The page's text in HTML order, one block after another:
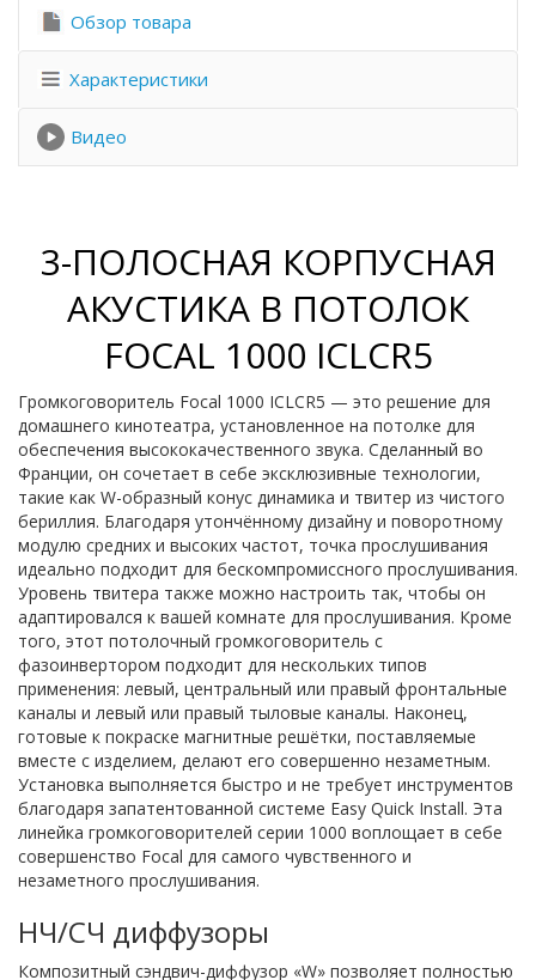
Обзор товара
Характеристики
Видео
3-ПОЛОСНАЯ КОРПУСНАЯ
АКУСТИКА В ПОТОЛОК
FOCAL 1000 ICLCR5
Громкоговоритель Focal 1000 ICLCR5 — это решение для
домашнего кинотеатра, установленное на потолке для
обеспечения высококачественного звука. Сделанный во
Франции, он сочетает в себе эксклюзивные технологии,
такие как W-образный конус динамика и твитер из чистого
бериллия. Благодаря утончённому дизайну и поворотному
модулю средних и высоких частот, точка прослушивания
идеально подходит для бескомпромиссного прослушивания.
Уровень твитера также можно настроить так, чтобы он
адаптировался к вашей комнате для прослушивания. Кроме
того, этот потолочный громкоговоритель с
фазоинвертором подходит для нескольких типов
применения: левый, центральный или правый фронтальные
каналы и левый или правый тыловые каналы. Наконец,
готовые к покраске магнитные решётки, поставляемые
вместе с изделием, делают его совершенно незаметным.
Установка выполняется быстро и не требует инструментов
благодаря запатентованной системе Easy Quick Install. Эта
линейка громкоговорителей серии 1000 воплощает в себе
совершенство Focal для самого чувственного и
незаметного прослушивания.
НЧ/СЧ диффузоры
Композитный сэндвич-диффузор «W» позволяет полностью